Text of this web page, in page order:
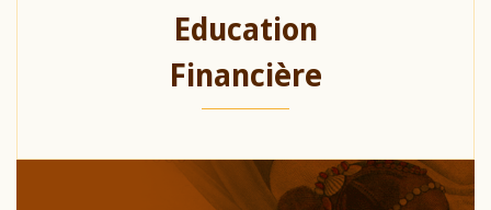
Education
Financière